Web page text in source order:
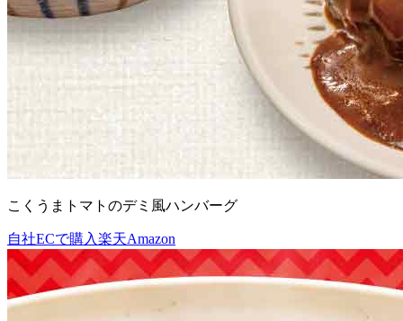
こくうまトマトのデミ風ハンバーグ
自社ECで購入楽天Amazon